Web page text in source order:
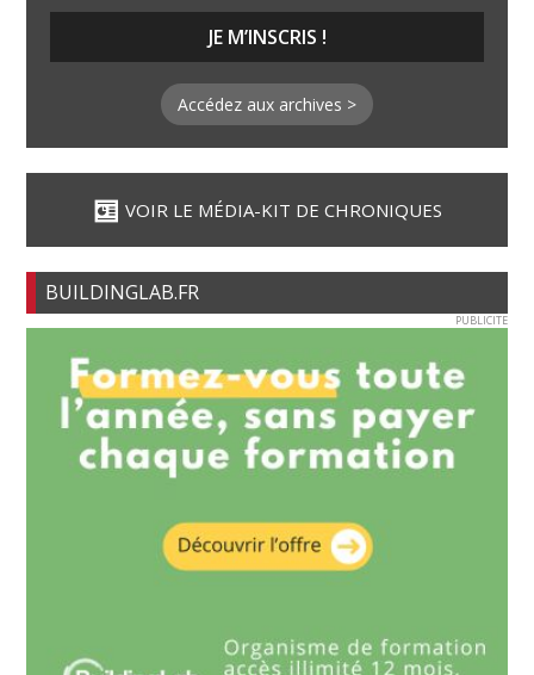
Accédez aux archives >
VOIR LE MÉDIA-KIT DE CHRONIQUES
BUILDINGLAB.FR
PUBLICITE